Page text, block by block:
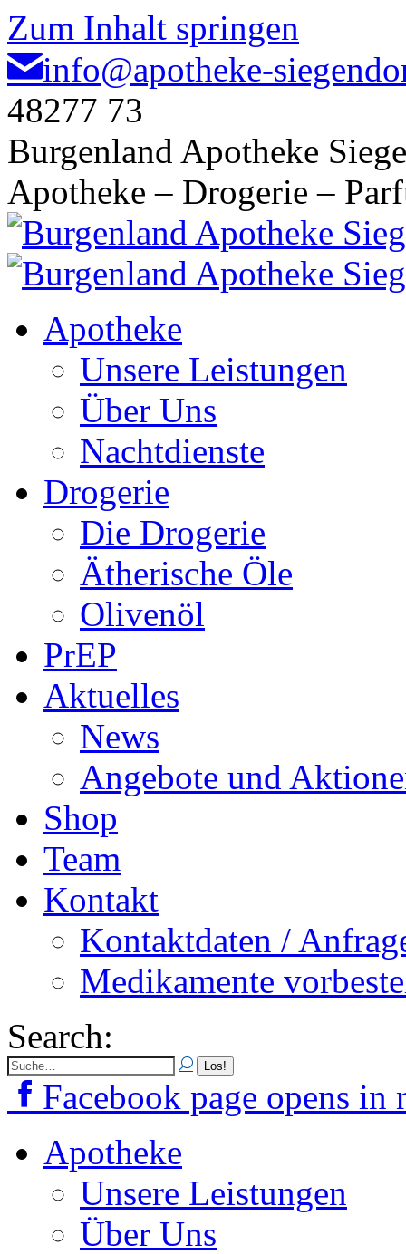
Zum Inhalt springen
info@apotheke-
48277 73
Burgenland Apotheke
Apotheke – Drogerie –
Apotheke
Unsere Leistungen
Über Uns
Nachtdienste
Drogerie
Die Drogerie
Ätherische Öle
Olivenöl
PrEP
Aktuelles
News
Angebote und
Shop
Team
Kontakt
Kontaktdaten /
Medikamente
Search:
Facebook page opens
Apotheke
Unsere Leistungen
Über Uns